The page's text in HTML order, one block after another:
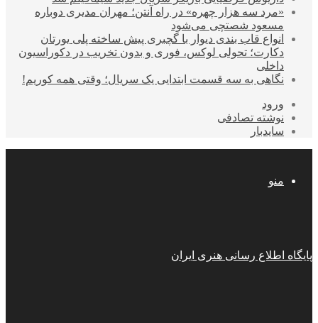
«مرد سه هزار چهره» در راه آنتن؛ مهران مدیری دوباره
مسعود شصتچی می‌شود
انواع قاب بندی دیوار با گچبری پیش ساخته پلی یورتان
دکارت؛ تحولی لوکس، فوری و بدون تخریب در دکوراسیون
داخلی
نگاهی به سه قسمت ابتدایی یک سریال؛ وقتی همه کوریم!
ورود
نوشته تصادفی
سایدبار
منو
پایگاه اطلاع رسانی هنری ایران